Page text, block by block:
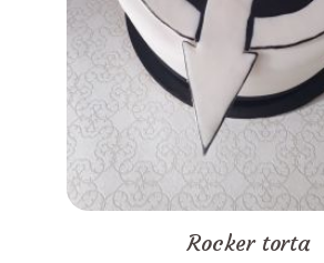
Rocker torta